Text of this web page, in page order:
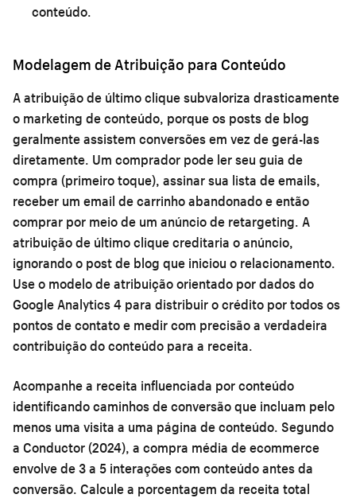
conteúdo.
Modelagem de Atribuição para Conteúdo
A atribuição de último clique subvaloriza drasticamente
o marketing de conteúdo, porque os posts de blog
geralmente assistem conversões em vez de gerá-las
diretamente. Um comprador pode ler seu guia de
compra (primeiro toque), assinar sua lista de emails,
receber um email de carrinho abandonado e então
comprar por meio de um anúncio de retargeting. A
atribuição de último clique creditaria o anúncio,
ignorando o post de blog que iniciou o relacionamento.
Use o modelo de atribuição orientado por dados do
Google Analytics 4 para distribuir o crédito por todos os
pontos de contato e medir com precisão a verdadeira
contribuição do conteúdo para a receita.
Acompanhe a receita influenciada por conteúdo
identificando caminhos de conversão que incluam pelo
menos uma visita a uma página de conteúdo. Segundo
a Conductor (2024), a compra média de ecommerce
envolve de 3 a 5 interações com conteúdo antes da
conversão. Calcule a porcentagem da receita total